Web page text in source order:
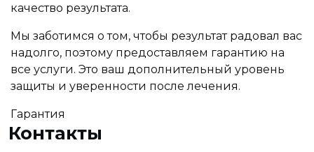
качество результата.
Мы заботимся о том, чтобы результат радовал вас
надолго, поэтому предоставляем гарантию на
все услуги. Это ваш дополнительный уровень
защиты и уверенности после лечения.
Гарантия
Контакты